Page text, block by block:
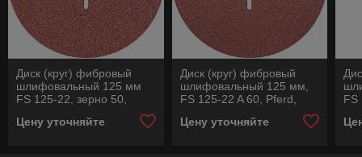
Диск (круг) фибровый
шлифовальный 125 мм
FS 125-22, зерно 50,
Pferd, Германия
Цену уточняйте
Диск (круг) фибровый
шлифовальный 125 мм,
FS 125-22 A 60, Pferd,
Цену уточняйте
FS